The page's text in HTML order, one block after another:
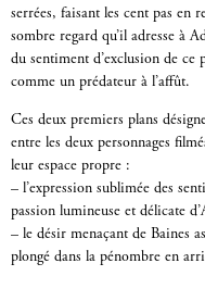
serrées, faisant les cent pas en
sombre regard qu’il adresse à
du sentiment d’exclusion de ce
comme un prédateur à l’affût.
Ces deux premiers plans
entre les deux personnages
leur espace propre :
– l’expression sublimée des
passion lumineuse et délicate
– le désir menaçant de Baines
plongé dans la pénombre en